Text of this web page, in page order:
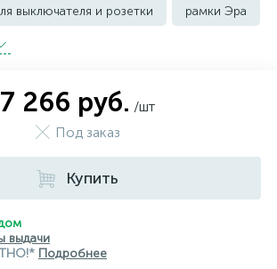
выключателя и розетки рамки Эра
7 266 руб. /шт
Под заказ
Купить
выдачи
Подробнее